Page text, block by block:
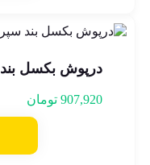
درپوش بکسل
907,920 تومان